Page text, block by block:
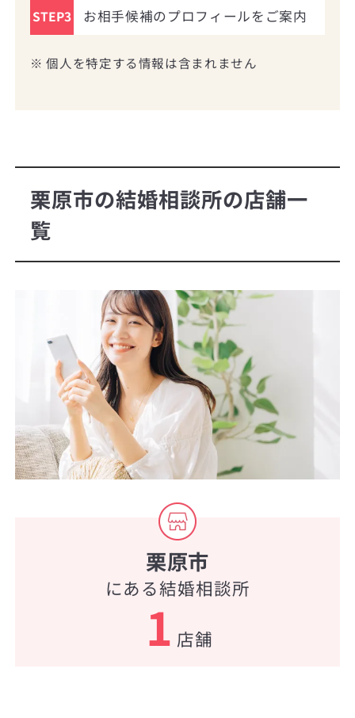
STEP3 お相手候補のプロフィールをご案内
※ 個人を特定する情報は含まれません
栗原市の結婚相談所の店舗一
覧
栗原市
にある結婚相談所
1 店舗